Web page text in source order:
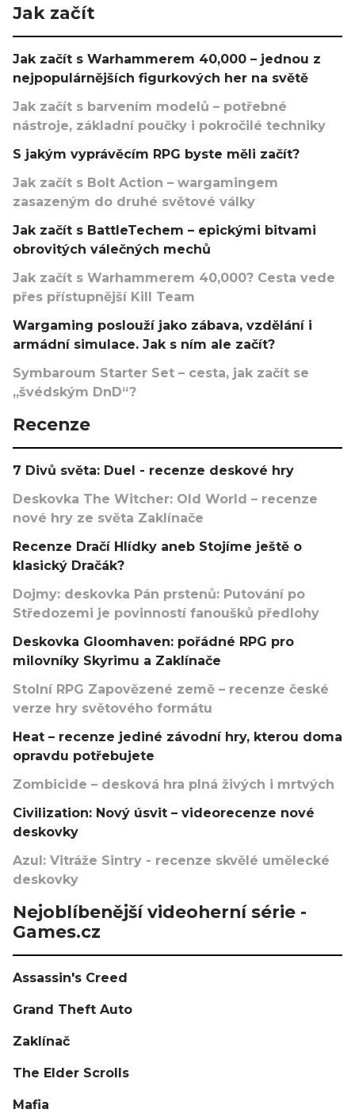
Jak začít
Jak začít s Warhammerem 40,000 – jednou z
nejpopulárnějších figurkových her na světě
Jak začít s barvením modelů – potřebné
nástroje, základní poučky i pokročilé techniky
S jakým vyprávěcím RPG byste měli začít?
Jak začít s Bolt Action – wargamingem
zasazeným do druhé světové války
Jak začít s BattleTechem – epickými bitvami
obrovitých válečných mechů
Jak začít s Warhammerem 40,000? Cesta vede
přes přístupnější Kill Team
Wargaming poslouží jako zábava, vzdělání i
armádní simulace. Jak s ním ale začít?
Symbaroum Starter Set – cesta, jak začít se
„švédským DnD“?
Recenze
7 Divů světa: Duel - recenze deskové hry
Deskovka The Witcher: Old World – recenze
nové hry ze světa Zaklínače
Recenze Dračí Hlídky aneb Stojíme ještě o
klasický Dračák?
Dojmy: deskovka Pán prstenů: Putování po
Středozemi je povinností fanoušků předlohy
Deskovka Gloomhaven: pořádné RPG pro
milovníky Skyrimu a Zaklínače
Stolní RPG Zapovězené země – recenze české
verze hry světového formátu
Heat – recenze jediné závodní hry, kterou doma
opravdu potřebujete
Zombicide – desková hra plná živých i mrtvých
Civilization: Nový úsvit – videorecenze nové
deskovky
Azul: Vitráže Sintry - recenze skvělé umělecké
deskovky
Nejoblíbenější videoherní série -
Games.cz
Assassin's Creed
Grand Theft Auto
Zaklínač
The Elder Scrolls
Mafia